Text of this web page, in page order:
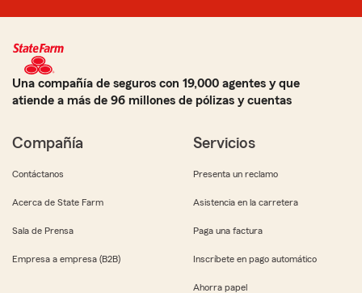
Una compañía de seguros con 19,000 agentes y que
atiende a más de 96 millones de pólizas y cuentas
Compañía
Contáctanos
Acerca de State Farm
Sala de Prensa
Empresa a empresa (B2B)
Servicios
Presenta un reclamo
Asistencia en la carretera
Paga una factura
Inscríbete en pago automático
Ahorra papel